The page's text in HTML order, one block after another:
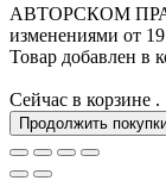
АВТОРСКОМ
изменениями от
Товар добавлен в
Сейчас в корзине .
Продолжить